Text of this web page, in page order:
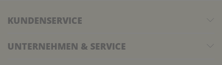
KUNDENSERVICE
UNTERNEHMEN & SERVICE